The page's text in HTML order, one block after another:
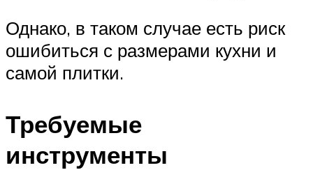
Однако, в таком случае есть риск
ошибиться с размерами кухни и
самой плитки.
Требуемые
инструменты